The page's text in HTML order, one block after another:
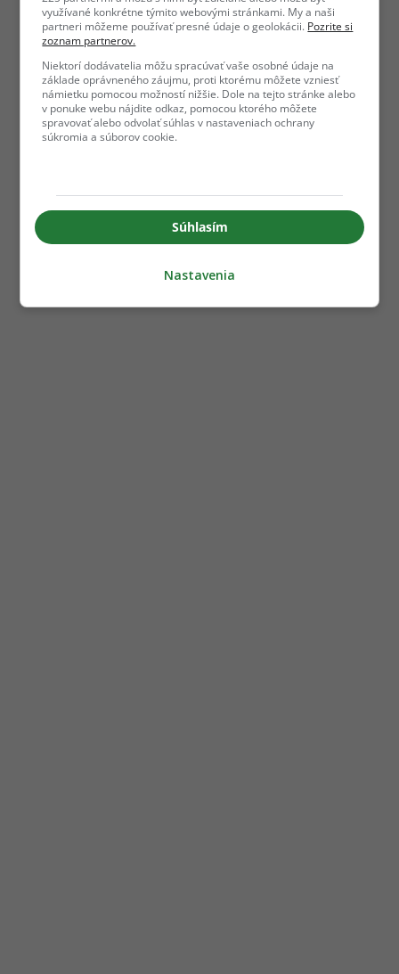
využívané konkrétne týmito webovými stránkami. My a naši
partneri môžeme používať presné údaje o geolokácii. Pozrite si
zoznam partnerov.
Niektorí dodávatelia môžu spracúvať vaše osobné údaje na
základe oprávneného záujmu, proti ktorému môžete vzniesť
námietku pomocou možností nižšie. Dole na tejto stránke alebo
v ponuke webu nájdite odkaz, pomocou ktorého môžete
spravovať alebo odvolať súhlas v nastaveniach ochrany
súkromia a súborov cookie.
Súhlasím
Nastavenia